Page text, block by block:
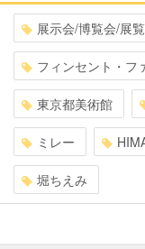
展示会/博覧会/展
フィンセント・フ
東京都美術館
ミレー
堀ちえみ